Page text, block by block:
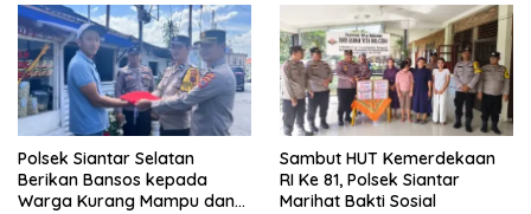
Polsek Siantar Selatan
Berikan Bansos kepada
Warga Kurang Mampu dan
Sambut HUT Kemerdekaan
RI Ke 81, Polsek Siantar
Marihat Bakti Sosial